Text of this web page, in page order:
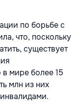
по борьбе с
что, поскольку
существует
мире более 15
млн из них